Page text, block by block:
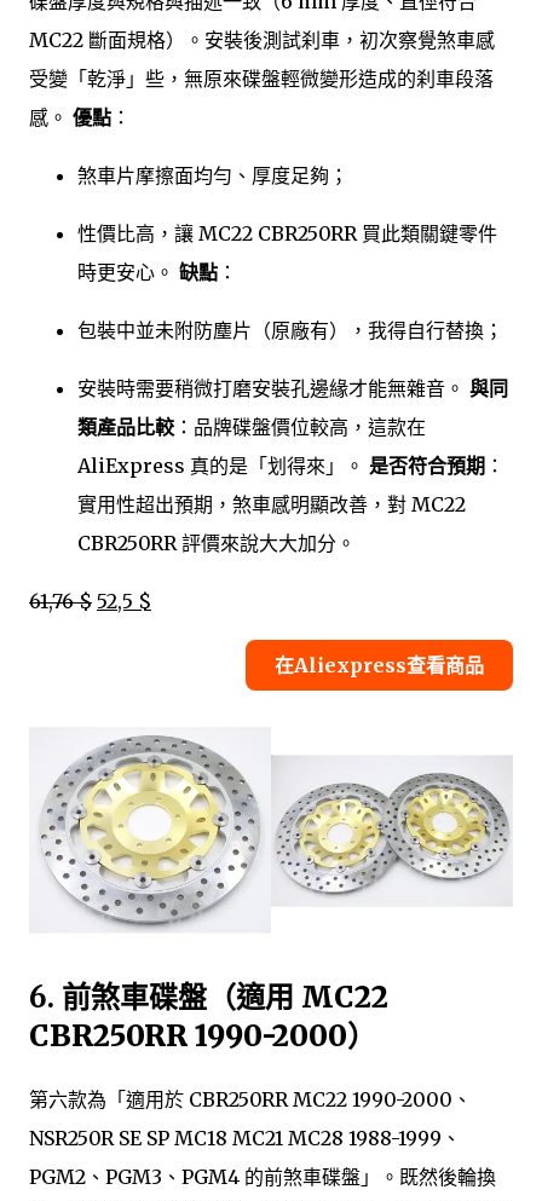
MC22 斷面規格）。安裝後測試刹車，初次察覺煞車感
受變「乾淨」些，無原來碟盤輕微變形造成的刹車段落
感。 優點 ：
煞車片摩擦面均勻、厚度足夠；
性價比高，讓 MC22 CBR250RR 買此類關鍵零件
時更安心。 缺點 ：
包裝中並未附防塵片（原廠有），我得自行替換；
安裝時需要稍微打磨安裝孔邊緣才能無雜音。 與同
類產品比較 ：品牌碟盤價位較高，這款在
AliExpress 真的是「划得來」。 是否符合預期 ：
實用性超出預期，煞車感明顯改善，對 MC22
CBR250RR 評價來說大大加分。
61,76 $ 52,5 $
在Aliexpress查看商品
6. 前煞車碟盤（適用 MC22
CBR250RR 1990-2000）
第六款為「適用於 CBR250RR MC22 1990-2000、
NSR250R SE SP MC18 MC21 MC28 1988-1999、
PGM2、PGM3、PGM4 的前煞車碟盤」。既然後輪換